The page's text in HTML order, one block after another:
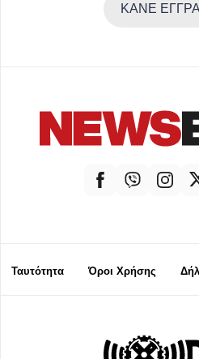
ΚΑΝΕ
Ταυτότητα Όροι Χρήσης